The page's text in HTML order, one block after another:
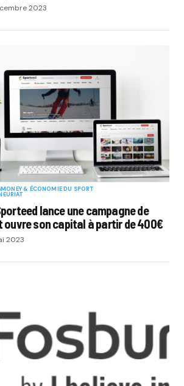
2023
MONEY & ÉCONOMIE DU SPORT
lance une campagne de
ouvre son capital à partir de 400€
2023